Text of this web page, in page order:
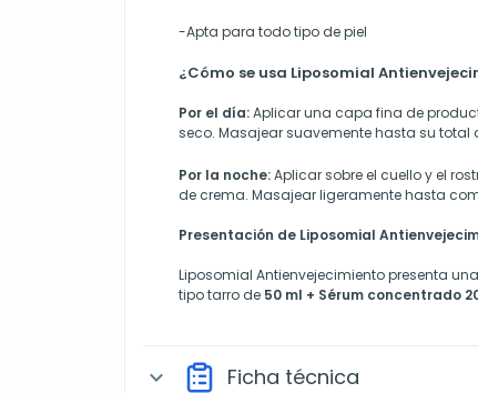
-Apta para todo tipo de piel
¿Cómo se usa Liposomial
Por el día:Aplicar una capa fina de
seco. Masajear suavemente hasta su total
Por la noche:Aplicar sobre el cuello y el
de crema. Masajear ligeramente hasta
Presentación de Liposomial
Liposomial Antienvejecimiento presenta
tipo tarro de 50 ml + Sérum concentrado
expand_more Ficha técnica